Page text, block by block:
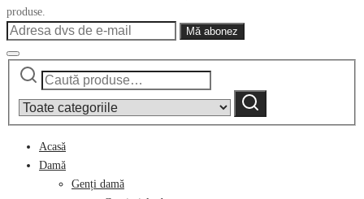
produse.
Caută
category:
Caută
Acasă
Damă
Genți damă